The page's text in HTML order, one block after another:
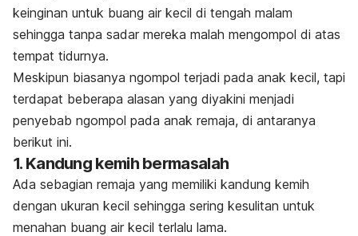
keinginan untuk buang air kecil di tengah malam
sehingga tanpa sadar mereka malah mengompol di atas
tempat tidurnya.
Meskipun biasanya ngompol terjadi pada anak kecil, tapi
terdapat beberapa alasan yang diyakini menjadi
penyebab ngompol pada anak remaja, di antaranya
berikut ini.
1. Kandung kemih bermasalah
Ada sebagian remaja yang memiliki kandung kemih
dengan ukuran kecil sehingga sering kesulitan untuk
menahan buang air kecil terlalu lama.